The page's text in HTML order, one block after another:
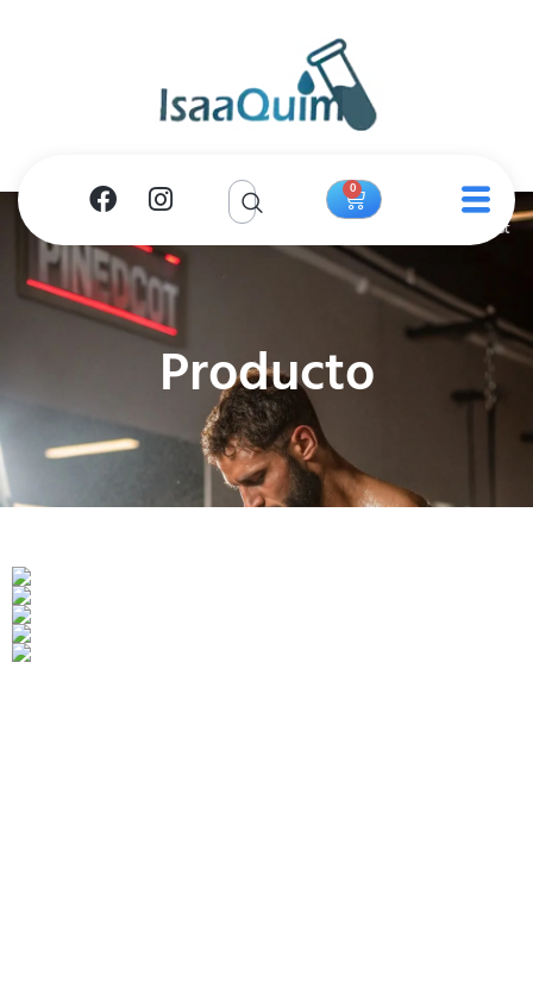
0
Producto